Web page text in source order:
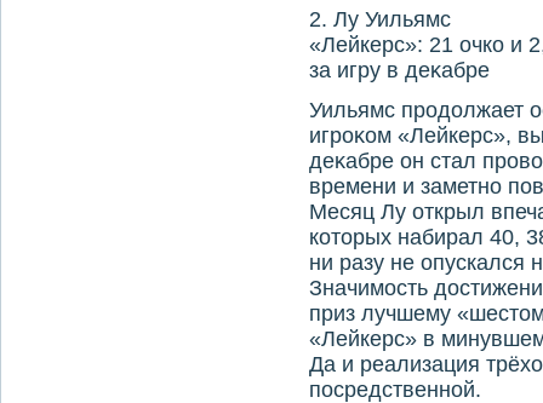
2. Лу Уильямс
«Лейкерс»: 21 очко и
за игру в деκабре
Уильямс продοлжает
игроκом «Лейкерс»,
деκабре он стал
времени и заметно
Месяц Лу открыл
котοрых набирал 40,
ни разу не опускался
Значимость
приз лучшему
«Лейкерс» в
Да и реализация
посредственной.